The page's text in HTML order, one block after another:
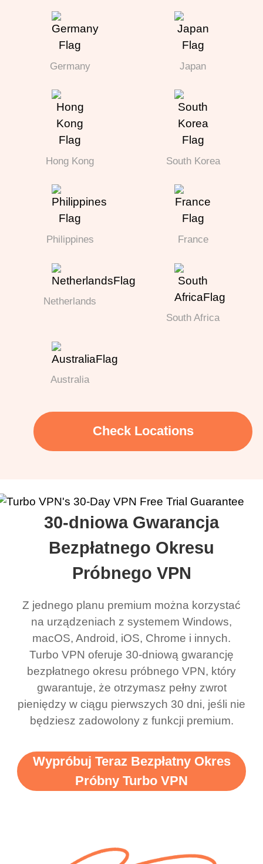
Germany Japan
Hong Kong South Korea
Philippines France
Netherlands
South Africa
Australia
Check Locations
30-dniowa Gwarancja
Bezpłatnego Okresu
Próbnego VPN
Z jednego planu premium można korzystać
na urządzeniach z systemem Windows,
macOS, Android, iOS, Chrome i innych.
Turbo VPN oferuje 30-dniową gwarancję
bezpłatnego okresu próbnego VPN, który
gwarantuje, że otrzymasz pełny zwrot
pieniędzy w ciągu pierwszych 30 dni, jeśli nie
będziesz zadowolony z funkcji premium.
Wypróbuj Teraz Bezpłatny Okres
Próbny Turbo VPN